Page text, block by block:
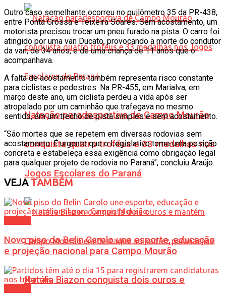
Natação paradesportiva de Campo Mourão
conquista quatro troféus e 33 medalhas nos
Jogos Escolares do Paraná
Natália Biazon conquista dois ouros e
Outro caso semelhante ocorreu no quilômetro 35 da PR-438,
entre Ponta Grossa e Teixeira Soares. Sem acostamento, um
motorista precisou trocar um pneu furado na pista. O carro foi
atingido por uma van Ducato, provocando a morte do condutor
da van, de 34 anos, e de uma criança de 11 anos que o
acompanhava.
A falta de acostamento também representa risco constante
para ciclistas e pedestres. Na PR-455, em Marialva, em
março deste ano, um ciclista perdeu a vida após ser
atropelado por um caminhão que trafegava no mesmo
sentido, em um trecho de pista simples e sem acostamento.
“São mortes que se repetem em diversas rodovias sem
acostamento. É urgente que o Legislativo tome uma posição
concreta e estabeleça essa exigência como obrigação legal
para qualquer projeto de rodovia no Paraná”, concluiu Araújo.
VEJATAMBÉM
Novo piso do Belin Carolo une esporte, educação
e projeção nacional para Campo Mourão